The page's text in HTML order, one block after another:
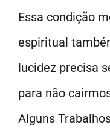
Essa condição
espiritual
lucidez precisa
para não
Alguns